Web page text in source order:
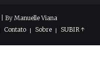
| By Manuelle Viana
Contato Sobre SUBIR ↑